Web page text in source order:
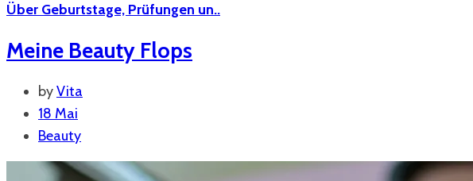
Über Geburtstage, Prüfungen un..
Meine Beauty Flops
byVita
18 Mai
Beauty